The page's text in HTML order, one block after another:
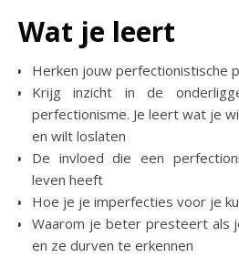
Wat je leert
Herken jouw perfectionistische
Krijg inzicht in de
perfectionisme. Je leert wat je
en wilt loslaten
De invloed die een
leven heeft
Hoe je je imperfecties voor je
Waarom je beter presteert als
en ze durven te erkennen